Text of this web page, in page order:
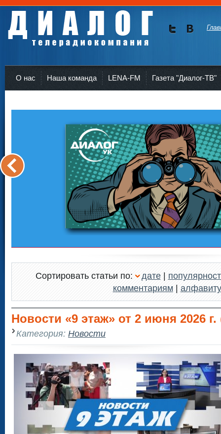
О нас Наша команда LENA-FM Газета "Диалог-ТВ"
Сортировать статьи по: дате|
комментариям| алфавиту
Новости «9 этаж» от 2 июня 2026 г.
Категория: Новости